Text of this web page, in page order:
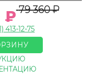
₽ 79 360₽
413-12-75